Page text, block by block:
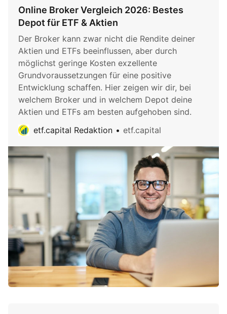
Online Broker Vergleich 2026: Bestes
Depot für ETF & Aktien
Der Broker kann zwar nicht die Rendite deiner
Aktien und ETFs beeinflussen, aber durch
möglichst geringe Kosten exzellente
Grundvoraussetzungen für eine positive
Entwicklung schaffen. Hier zeigen wir dir, bei
welchem Broker und in welchem Depot deine
Aktien und ETFs am besten aufgehoben sind.
etf.capital Redaktion
etf.capital